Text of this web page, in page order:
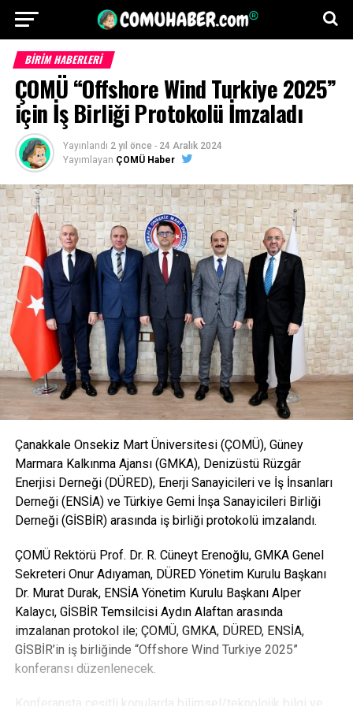
BİRİM HABERLERİ
ÇOMÜ “Offshore Wind Turkiye 2025”
için İş Birliği Protokolü İmzaladı
Yayınlandı 2 yıl önce - 24 Aralık 2024
Yayımlayan ÇOMÜ Haber
Çanakkale Onsekiz Mart Üniversitesi (ÇOMÜ), Güney
Marmara Kalkınma Ajansı (GMKA), Denizüstü Rüzgâr
Enerjisi Derneği (DÜRED), Enerji Sanayicileri ve İş İnsanları
Derneği (ENSİA) ve Türkiye Gemi İnşa Sanayicileri Birliği
Derneği (GİSBİR) arasında iş birliği protokolü imzalandı.
ÇOMÜ Rektörü Prof. Dr. R. Cüneyt Erenoğlu, GMKA Genel
Sekreteri Onur Adıyaman, DÜRED Yönetim Kurulu Başkanı
Dr. Murat Durak, ENSİA Yönetim Kurulu Başkanı Alper
Kalaycı, GİSBİR Temsilcisi Aydın Alaftan arasında
imzalanan protokol ile; ÇOMÜ, GMKA, DÜRED, ENSİA,
GİSBİR’in iş birliğinde “Offshore Wind Turkiye 2025”
konferansı düzenlenecek.